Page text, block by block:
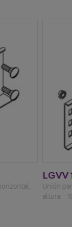
LGVV
Unión
altura =